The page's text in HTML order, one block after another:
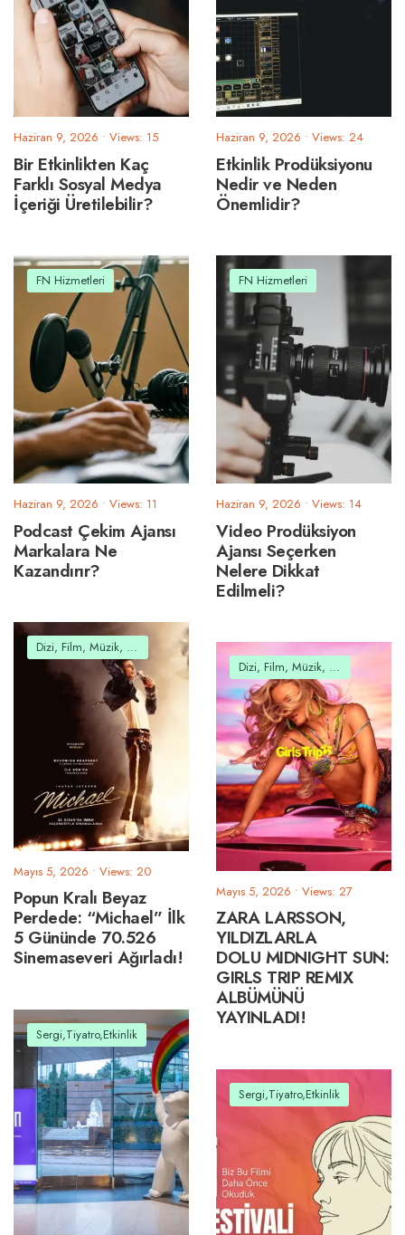
Haziran 9, 2026 • Views: 15
Bir Etkinlikten Kaç
Farklı Sosyal Medya
İçeriği Üretilebilir?
Haziran 9, 2026 • Views: 24
Etkinlik Prodüksiyonu
Nedir ve Neden
Önemlidir?
FN Hizmetleri
Haziran 9, 2026 • Views: 11
Podcast Çekim Ajansı
Markalara Ne
Kazandırır?
FN Hizmetleri
Haziran 9, 2026 • Views: 14
Video Prodüksiyon
Ajansı Seçerken
Nelere Dikkat
Edilmeli?
Dizi, Film, Müzik, Belgesel
Mayıs 5, 2026 • Views: 20
Popun Kralı Beyaz
Perdede: “Michael” İlk
5 Gününde 70.526
Sinemaseveri Ağırladı!
Dizi, Film, Müzik, Belgesel
Mayıs 5, 2026 • Views: 27
ZARA LARSSON,
YILDIZLARLA
DOLU MIDNIGHT SUN:
GIRLS TRIP REMIX
ALBÜMÜNÜ
YAYINLADI!
Sergi,Tiyatro,Etkinlik
Sergi,Tiyatro,Etkinlik